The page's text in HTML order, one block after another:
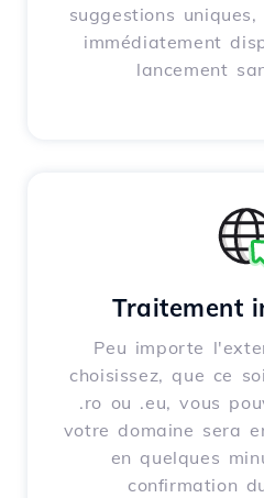
suggestions
immédiatement
lancement
Traitement
Peu importe
choisissez, que ce
.ro ou .eu, vous
votre domaine sera
en quelques
confirmation